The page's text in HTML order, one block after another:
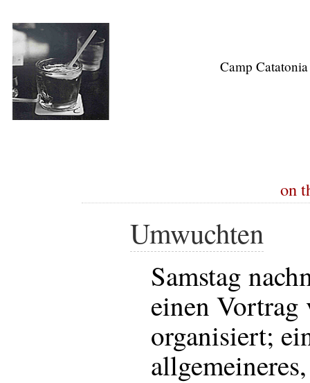
Camp Catatonia
on
Umwuchten
Samstag
einen
organisiert;
allgemeineres,